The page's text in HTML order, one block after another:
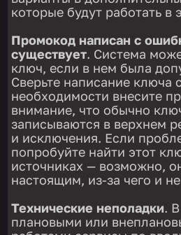
которые будут работать в
Промокод написан с
существует. Система
ключ, если в нем была
Сверьте написание ключа
необходимости внесите
внимание, что обычно
записываются в верхнем
и исключения. Если
попробуйте найти этот
источниках — возможно,
настоящим, из-за чего и
Технические неполадки.
плановыми или